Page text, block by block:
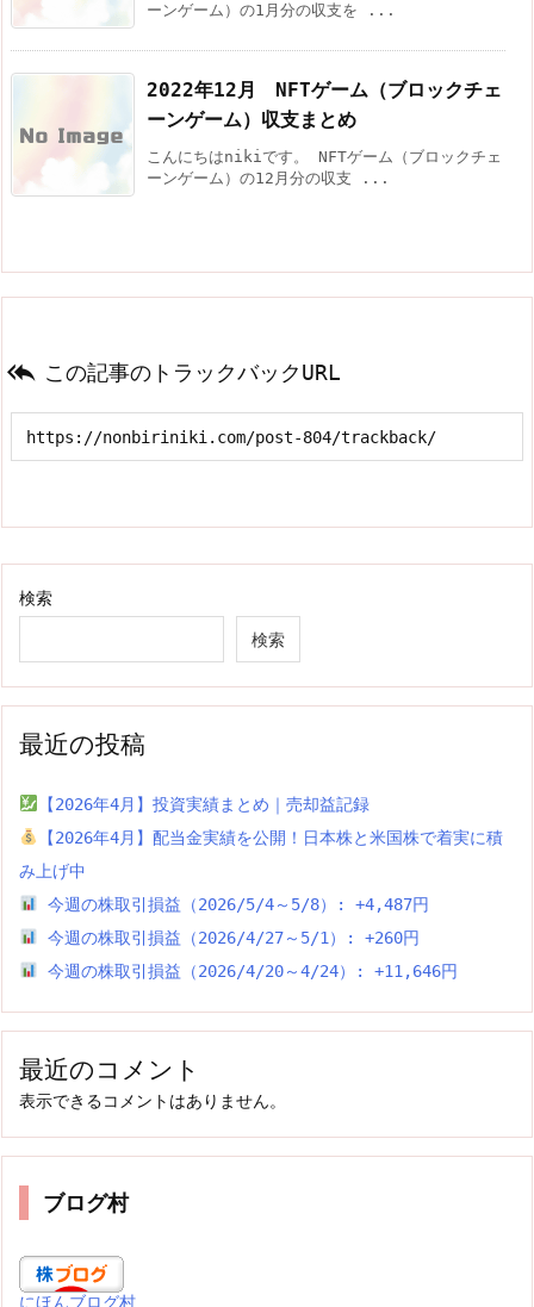
ーンゲーム）の1月分の収支を ...
2022年12月 NFTゲーム（ブロックチェ
ーンゲーム）収支まとめ
こんにちはnikiです。 NFTゲーム（ブロックチェ
ーンゲーム）の12月分の収支 ...
 この記事のトラックバックURL
検索
検索
最近の投稿
【2026年4月】投資実績まとめ｜売却益記録
【2026年4月】配当金実績を公開！日本株と米国株で着実に積
み上げ中
今週の株取引損益（2026/5/4～5/8）: +4,487円
今週の株取引損益（2026/4/27～5/1）: +260円
今週の株取引損益（2026/4/20～4/24）: +11,646円
最近のコメント
表示できるコメントはありません。
ブログ村
にほんブログ村